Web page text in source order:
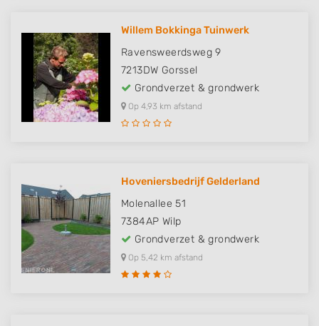
Willem Bokkinga Tuinwerk
Ravensweerdsweg 9
7213DW Gorssel
Grondverzet & grondwerk
Op 4,93 km afstand
Hoveniersbedrijf Gelderland
Molenallee 51
7384AP Wilp
Grondverzet & grondwerk
Op 5,42 km afstand